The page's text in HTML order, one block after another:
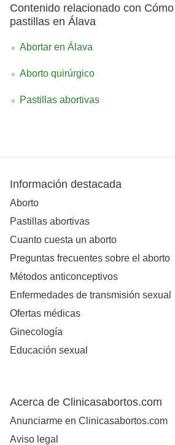
Contenido relacionado con
pastillas en Álava
Abortar en Álava
Aborto quirúrgico
Pastillas abortivas
Información destacada
Aborto
Pastillas abortivas
Cuanto cuesta un aborto
Preguntas frecuentes sobre el aborto
Métodos anticonceptivos
Enfermedades de transmisión sexual
Ofertas médicas
Ginecología
Educación sexual
Acerca de Clinicasabortos.com
Anunciarme en Clinicasabortos.com
Aviso legal